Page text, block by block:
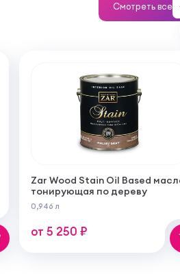
Смотреть все
Zar Wood Stain Oil Based
тонирующая по дереву
0,946 л
от 5 250 ₽